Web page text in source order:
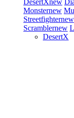
DesertXnew
Monsternew
Streetfighternew
Scramblernew
DesertX